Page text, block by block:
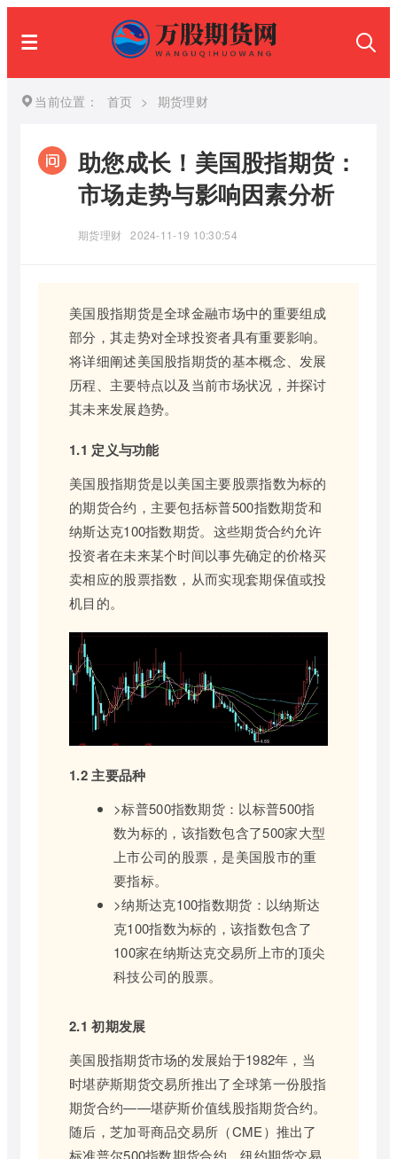
当前位置： 首页 > 期货理财
助您成长！美国股指期货：
市场走势与影响因素分析
期货理财 2024-11-19 10:30:54
美国股指期货是全球金融市场中的重要组成
部分，其走势对全球投资者具有重要影响。
将详细阐述美国股指期货的基本概念、发展
历程、主要特点以及当前市场状况，并探讨
其未来发展趋势。
1.1 定义与功能
美国股指期货是以美国主要股票指数为标的
的期货合约，主要包括标普500指数期货和
纳斯达克100指数期货。这些期货合约允许
投资者在未来某个时间以事先确定的价格买
卖相应的股票指数，从而实现套期保值或投
机目的。
1.2 主要品种
>标普500指数期货：以标普500指
数为标的，该指数包含了500家大型
上市公司的股票，是美国股市的重
要指标。
>纳斯达克100指数期货：以纳斯达
克100指数为标的，该指数包含了
100家在纳斯达克交易所上市的顶尖
科技公司的股票。
2.1 初期发展
美国股指期货市场的发展始于1982年，当
时堪萨斯期货交易所推出了全球第一份股指
期货合约——堪萨斯价值线股指期货合约。
随后，芝加哥商品交易所（CME）推出了
标准普尔500指数期货合约，纽约期货交易